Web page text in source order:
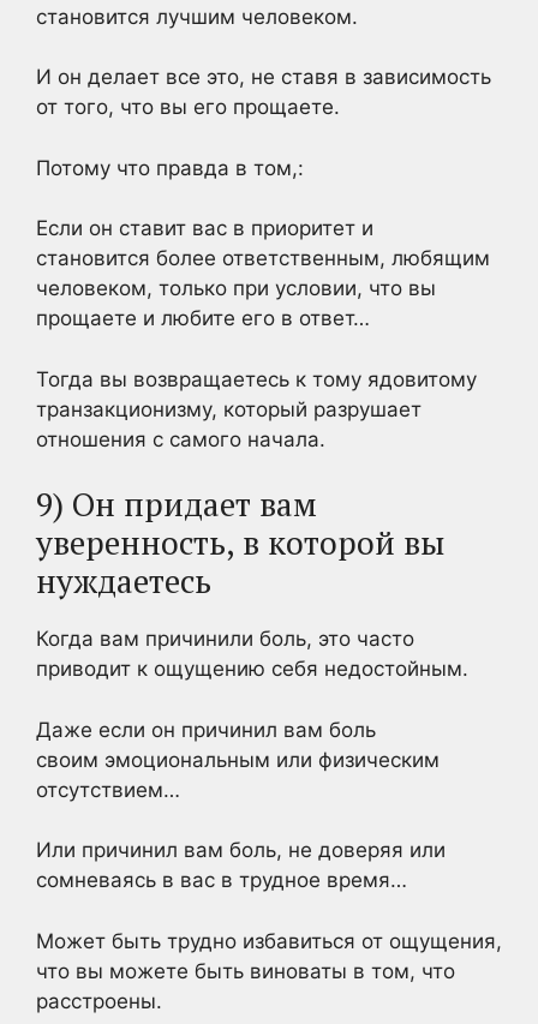
становится лучшим человеком.
И он делает все это, не ставя в зависимость
от того, что вы его прощаете.
Потому что правда в том,:
Если он ставит вас в приоритет и
становится более ответственным, любящим
человеком, только при условии, что вы
прощаете и любите его в ответ…
Тогда вы возвращаетесь к тому ядовитому
транзакционизму, который разрушает
отношения с самого начала.
9) Он придает вам
уверенность, в которой вы
нуждаетесь
Когда вам причинили боль, это часто
приводит к ощущению себя недостойным.
Даже если он причинил вам боль
своим эмоциональным или физическим
отсутствием…
Или причинил вам боль, не доверяя или
сомневаясь в вас в трудное время…
Может быть трудно избавиться от ощущения,
что вы можете быть виноваты в том, что
расстроены.